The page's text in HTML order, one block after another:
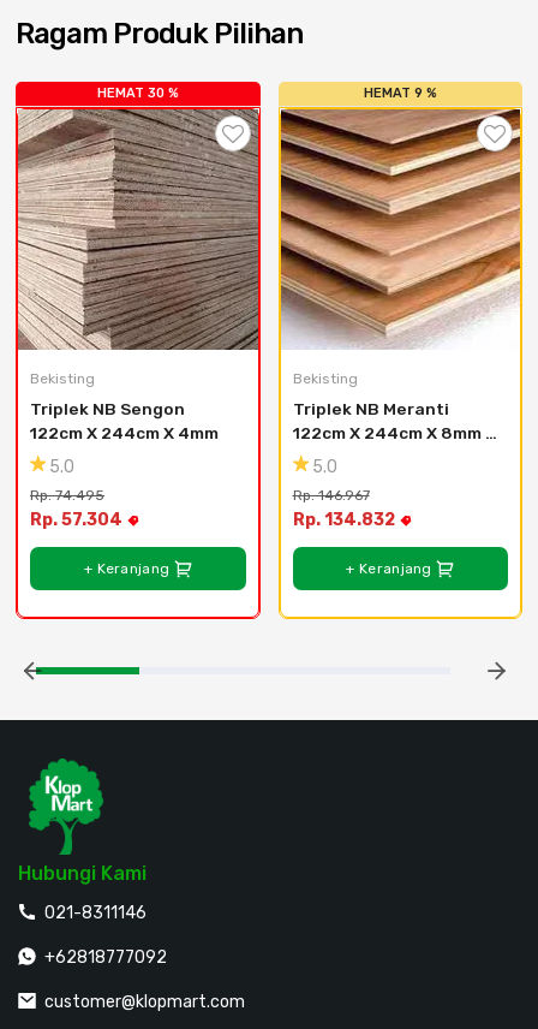
Ragam Produk Pilihan
HEMAT 30 %
Bekisting
Triplek NB Sengon
122cm X 244cm X 4mm
5.0
Rp. 74.495
Rp. 57.304
+ Keranjang
HEMAT 9 %
Bekisting
Triplek NB Meranti
122cm X 244cm X 8mm
Full5.0
Rp. 146.967
Rp. 134.832
+ Keranjang
Hubungi Kami
021-8311146
+62818777092
customer@klopmart.com